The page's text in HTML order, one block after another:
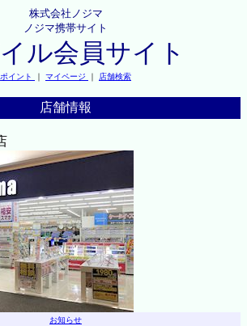
株式会社ノジマ
ノジマ携帯サイト
ル会員サイト
ポイント ｜ マイページ ｜ 店舗検索
店舗情報
お知らせ